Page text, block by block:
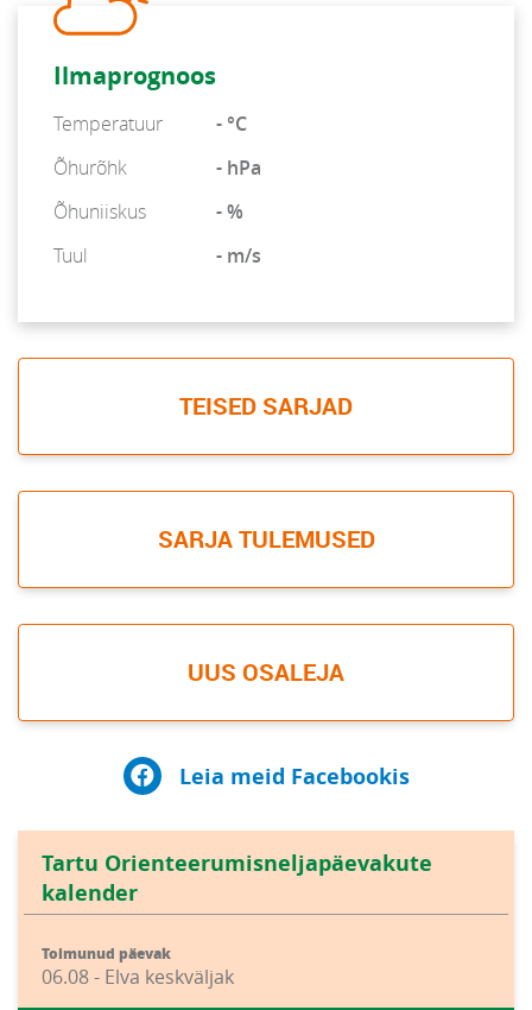
Ilmaprognoos
Temperatuur
- °C
Õhurõhk
- hPa
Õhuniiskus
- %
Tuul
- m/s
TEISED SARJAD
SARJA TULEMUSED
UUS OSALEJA
Leia meid Facebookis
Tartu Orienteerumisneljapäevakute
kalender
Toimunud päevak
06.08 - Elva keskväljak